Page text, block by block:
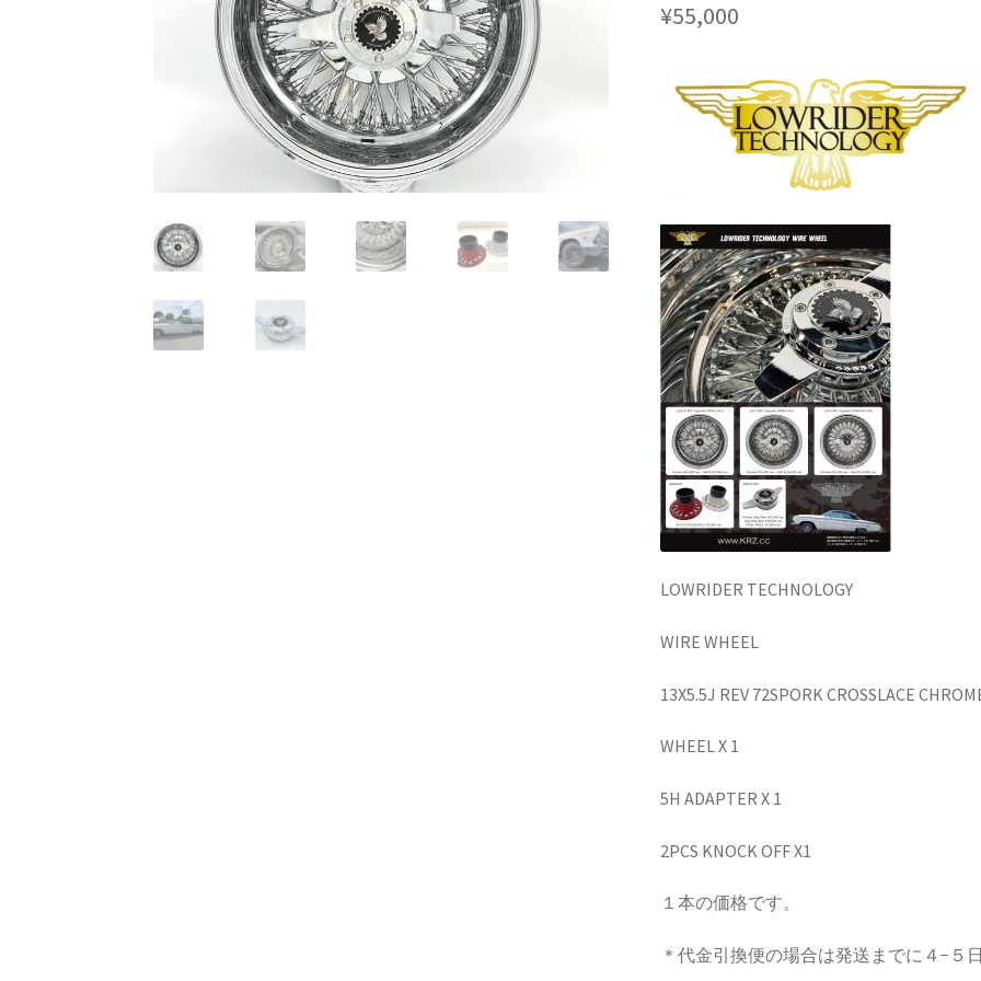
KRZ-international.co.ltdKRZ-power billet brakeKRZX FORGED WHEELS
KRZX 2PC FORGED WHEEL SIZE/PRICE LISTKRZX FORGED BRAKE SYSTEM
KRZX FORGED CALIPER SYSTEM 適合一覧 PASSENGER CAR KRZX FORGED CALIPER SYSTEM 適合一覧 TRUCK &
PARTSカテゴリー一覧 RIDETECH SUSPENSION SPORZA FORGED WHEELSUSPENSIONtop2WHEEL 採寸表
WILWOOD BRAKE SYSTEM パーツ一覧プライバシーポリシーマイアカウン
¥55,000
LOWRIDER TECHNOLOGY
WIRE WHEEL
13X5.5J REV 72SPORK CROSSLACE
WHEEL X 1
5H ADAPTER X 1
2PCS KNOCK OFF X1
１本の価格です。
＊代金引換便の場合は発送までに４−５